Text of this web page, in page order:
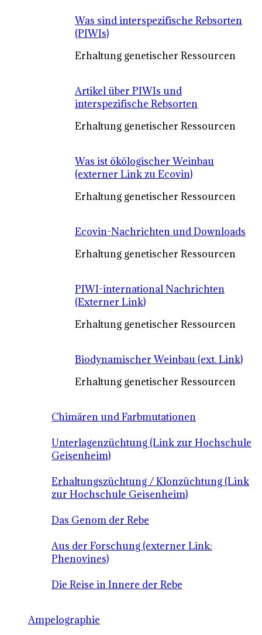
Was sind interspezifische Rebsorten
(PIWIs)
Erhaltung genetischer Ressourcen
Artikel über PIWIs und
interspezifische Rebsorten
Erhaltung genetischer Ressourcen
Was ist ökölogischer Weinbau
(externer Link zu Ecovin)
Erhaltung genetischer Ressourcen
Ecovin-Nachrichten und Downloads
Erhaltung genetischer Ressourcen
PIWI-international Nachrichten
(Externer Link)
Erhaltung genetischer Ressourcen
Biodynamischer Weinbau (ext. Link)
Erhaltung genetischer Ressourcen
Chimären und Farbmutationen
Unterlagenzüchtung (Link zur Hochschule
Geisenheim)
Erhaltungszüchtung / Klonzüchtung (Link
zur Hochschule Geisenheim)
Das Genom der Rebe
Aus der Forschung (externer Link:
Phenovines)
Die Reise in Innere der Rebe
Ampelographie